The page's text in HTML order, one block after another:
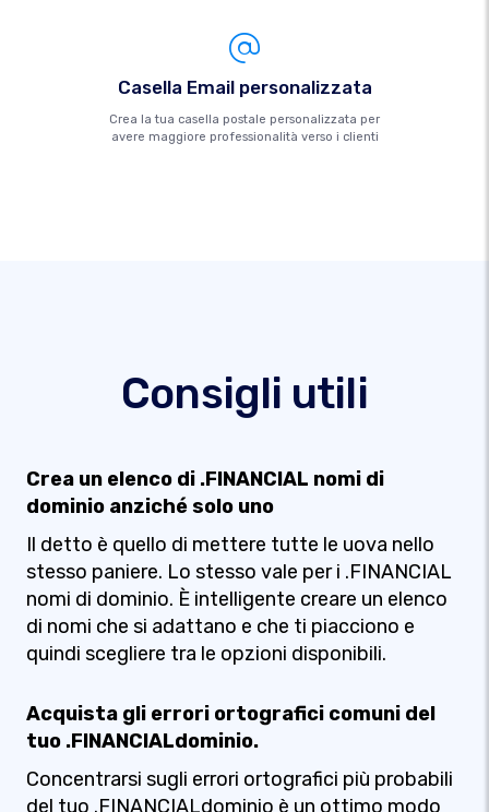
Casella Email personalizzata
Crea la tua casella postale personalizzata per
avere maggiore professionalità verso i clienti
Consigli utili
Crea un elenco di .FINANCIAL nomi di
dominio anziché solo uno
Il detto è quello di mettere tutte le uova nello
stesso paniere. Lo stesso vale per i .FINANCIAL
nomi di dominio. È intelligente creare un elenco
di nomi che si adattano e che ti piacciono e
quindi scegliere tra le opzioni disponibili.
Acquista gli errori ortografici comuni del
tuo .FINANCIALdominio.
Concentrarsi sugli errori ortografici più probabili
del tuo .FINANCIALdominio è un ottimo modo